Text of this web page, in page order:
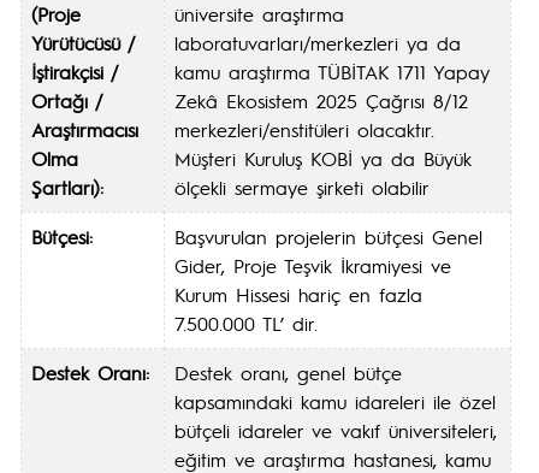
(Proje
Yürütücüsü /
İştirakçisi /
Ortağı /
Araştırmacısı
Olma
Şartları):
üniversite araştırma
laboratuvarları/merkezleri ya da
kamu araştırma TÜBİTAK 1711 Yapay
Zekâ Ekosistem 2025 Çağrısı 8/12
merkezleri/enstitüleri olacaktır.
Müşteri Kuruluş KOBİ ya da Büyük
ölçekli sermaye şirketi olabilir
Bütçesi:
Başvurulan projelerin bütçesi Genel
Gider, Proje Teşvik İkramiyesi ve
Kurum Hissesi hariç en fazla
7.500.000 TL’ dir.
Destek Oranı:
Destek oranı, genel bütçe
kapsamındaki kamu idareleri ile özel
bütçeli idareler ve vakıf üniversiteleri,
eğitim ve araştırma hastanesi, kamu